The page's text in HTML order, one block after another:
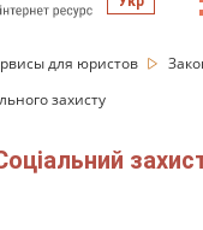
для юристов
захисту